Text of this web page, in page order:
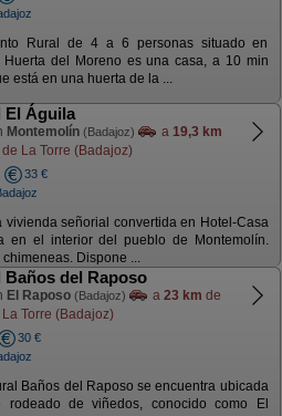
Rural de 4 a 6 personas situado en
Huerta del Moreno es una casa, a 10 min
está en una huerta de la ...
El Águila
Montemolín (Badajoz) a 19,3 km
La Torre (Badajoz)
33 €
vivienda señorial convertida en Hotel-Casa
en el interior del pueblo de Montemolín.
Dispone ...
Baños del Raposo
El Raposo (Badajoz) a 23 km de
Torre (Badajoz)
30 €
Baños del Raposo se encuentra ubicada
rodeado de viñedos, conocido como El